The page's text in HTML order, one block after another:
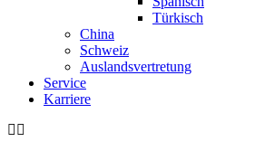
Türkisch
China
Schweiz
Auslandsvertretung
Service
Karriere